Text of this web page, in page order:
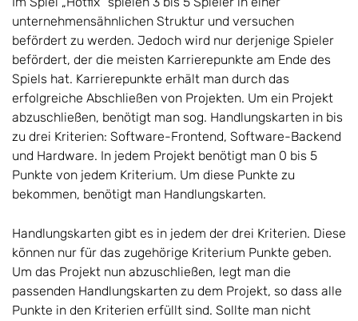
unternehmensähnlichen Struktur und versuchen
befördert zu werden. Jedoch wird nur derjenige Spieler
befördert, der die meisten Karrierepunkte am Ende des
Spiels hat. Karrierepunkte erhält man durch das
erfolgreiche Abschließen von Projekten. Um ein Projekt
abzuschließen, benötigt man sog. Handlungskarten in bis
zu drei Kriterien: Software-Frontend, Software-Backend
und Hardware. In jedem Projekt benötigt man 0 bis 5
Punkte von jedem Kriterium. Um diese Punkte zu
bekommen, benötigt man Handlungskarten.
Handlungskarten gibt es in jedem der drei Kriterien. Diese
können nur für das zugehörige Kriterium Punkte geben.
Um das Projekt nun abzuschließen, legt man die
passenden Handlungskarten zu dem Projekt, so dass alle
Punkte in den Kriterien erfüllt sind. Sollte man nicht